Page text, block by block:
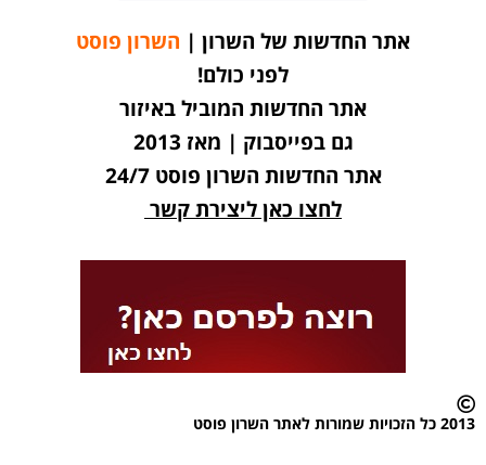
אתר החדשות של השרון | השרון פוסט
לפני כולם!
אתר החדשות המוביל באיזור
גם בפייסבוק | מאז 2013
אתר החדשות השרון פוסט 24/7
לחצו כאן ליצירת קשר
2013 כל הזכויות שמורות לאתר השרון פוסט